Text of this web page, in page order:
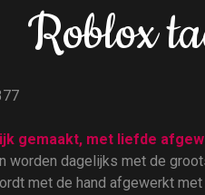
Roblox
gemaakt, met liefde
worden dagelijks met de
met de hand afgewerkt